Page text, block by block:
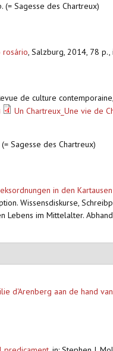
(= Sagesse des Chartreux)
rosário, Salzburg, 2014, 78 p.,
de culture
Un Chartreux_Une vie de
Sagesse des Chartreux)
in den
Wissensdiskurse,
Lebens im Mittelalter.
d'Arenberg aan de hand